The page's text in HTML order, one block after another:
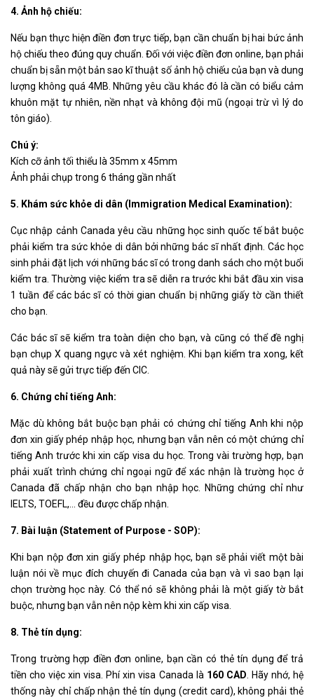
4. Ảnh hộ chiếu:
Nếu bạn thực hiện điền đơn trực tiếp, bạn cần chuẩn bị hai bức ảnh
hộ chiếu theo đúng quy chuẩn. Đối với việc điền đơn online, bạn phải
chuẩn bị sẵn một bản sao kĩ thuật số ảnh hộ chiếu của bạn và dung
lượng không quá 4MB. Những yêu cầu khác đó là cần có biểu cảm
khuôn mặt tự nhiên, nền nhạt và không đội mũ (ngoại trừ vì lý do
tôn giáo).
Chú ý:
Kích cỡ ảnh tối thiểu là 35mm x 45mm
Ảnh phải chụp trong 6 tháng gần nhất
5. Khám sức khỏe di dân (Immigration Medical Examination):
Cục nhập cảnh Canada yêu cầu những học sinh quốc tế bắt buộc
phải kiểm tra sức khỏe di dân bởi những bác sĩ nhất định. Các học
sinh phải đặt lịch với những bác sĩ có trong danh sách cho một buổi
kiểm tra. Thường việc kiểm tra sẽ diễn ra trước khi bắt đầu xin visa
1 tuần để các bác sĩ có thời gian chuẩn bị những giấy tờ cần thiết
cho bạn.
Các bác sĩ sẽ kiểm tra toàn diện cho bạn, và cũng có thể đề nghị
bạn chụp X quang ngực và xét nghiệm. Khi bạn kiểm tra xong, kết
quả này sẽ gửi trực tiếp đến CIC.
6. Chứng chỉ tiếng Anh:
Mặc dù không bắt buộc bạn phải có chứng chỉ tiếng Anh khi nộp
đơn xin giấy phép nhập học, nhưng bạn vẫn nên có một chứng chỉ
tiếng Anh trước khi xin cấp visa du học. Trong vài trường hợp, bạn
phải xuất trình chứng chỉ ngoại ngữ để xác nhận là trường học ở
Canada đã chấp nhận cho bạn nhập học. Những chứng chỉ như
IELTS, TOEFL,... đều được chấp nhận.
7. Bài luận (Statement of Purpose - SOP):
Khi bạn nộp đơn xin giấy phép nhập học, bạn sẽ phải viết một bài
luận nói về mục đích chuyến đi Canada của bạn và vì sao bạn lại
chọn trường học này. Có thể nó sẽ không phải là một giấy tờ bắt
buộc, nhưng bạn vẫn nên nộp kèm khi xin cấp visa.
8. Thẻ tín dụng:
Trong trường hợp điền đơn online, bạn cần có thẻ tín dụng để trả
tiền cho việc xin visa. Phí xin visa Canada là 160 CAD . Hãy nhớ, hệ
thống này chỉ chấp nhận thẻ tín dụng (credit card), không phải thẻ